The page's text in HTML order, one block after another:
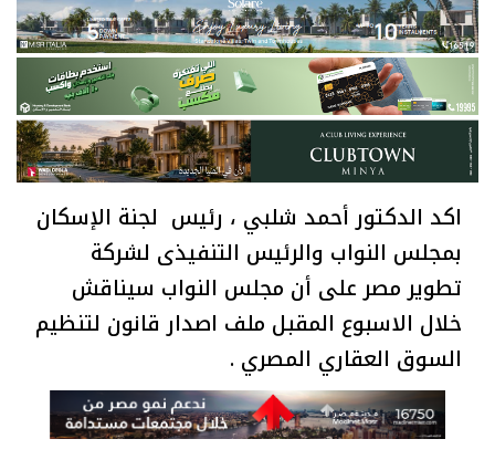
اكد الدكتور أحمد شلبي ، رئيس لجنة الإسكان
بمجلس النواب والرئيس التنفيذى لشركة
تطوير مصر على أن مجلس النواب سيناقش
خلال الاسبوع المقبل ملف اصدار قانون لتنظيم
السوق العقاري المصري .